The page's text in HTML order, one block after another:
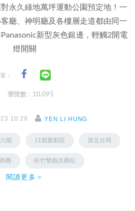
永久綠地萬坪運動公園預定地！一
廳、神明廳及各樓層走道都由同一
新型灰色銀邊，輕觸2開電
燈開關
：
瀏覽數 : 10,095
10:26 YEN LI HUNG
期 11期重劃區 第五分局
圈 松竹雙鐵共構站
閱讀更多＞